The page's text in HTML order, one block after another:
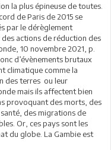
la plus épineuse de toutes.
de Paris de 2015 se
par le dérèglement
actions de réduction des
10 novembre 2021, p.
d’évènements brutaux
climatique comme la
des terres ou leur
mais ils affectent bien
provoquant des morts, des
des migrations de
Or, ces pays sont les
du globe. La Gambie est